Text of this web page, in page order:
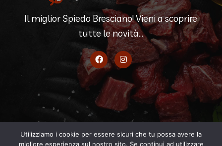
Il miglior Spiedo Bresciano! Vieni a scoprire
tutte le novità...
Utilizziamo i cookie per essere sicuri che tu possa avere la
migliore esperienza sul nostro sito. Se continui ad utilizzare